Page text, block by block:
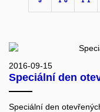
2016-09-15
Speciální den
Speciální den